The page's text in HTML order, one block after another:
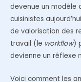
devenue un modèle
cuisinistes
de valorisation des
travail (le workflow)
devienne un réflexe
Voici comment les